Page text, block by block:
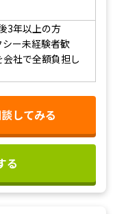
3年以上の方
ー未経験者歓
社で全額負担し
してみる
る